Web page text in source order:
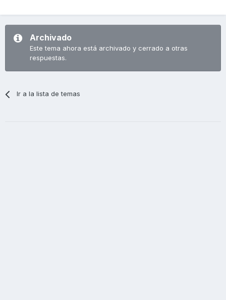
Archivado
Este tema ahora está archivado y cerrado a otras
respuestas.
Ir a la lista de temas